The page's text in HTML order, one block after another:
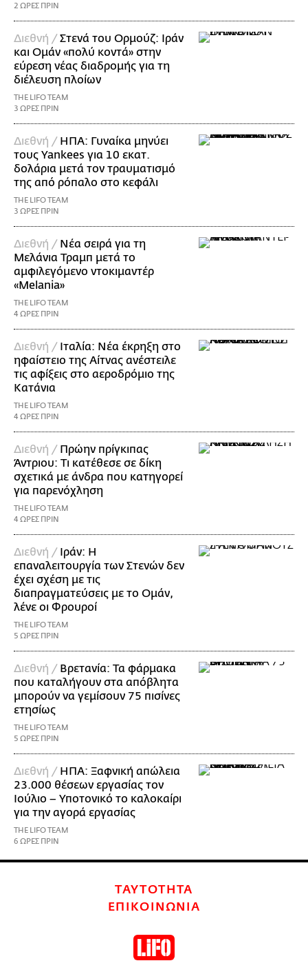
2 ΩΡΕΣ ΠΡΙΝ
Διεθνή /Στενά του Ορμούζ: Ιράν
και Ομάν «πολύ κοντά» στην
εύρεση νέας διαδρομής για τη
διέλευση πλοίων
THE LIFO TEAM
3 ΩΡΕΣ ΠΡΙΝ
Διεθνή / ΗΠΑ: Γυναίκα μηνύει
τους Yankees για 10 εκατ.
δολάρια μετά τον τραυματισμό
της από ρόπαλο στο κεφάλι
THE LIFO TEAM
3 ΩΡΕΣ ΠΡΙΝ
Διεθνή / Νέα σειρά για τη
Μελάνια Τραμπ μετά το
αμφιλεγόμενο ντοκιμαντέρ
«Melania»
THE LIFO TEAM
4 ΩΡΕΣ ΠΡΙΝ
Διεθνή / Ιταλία: Νέα έκρηξη στο
ηφαίστειο της Αίτνας ανέστειλε
τις αφίξεις στο αεροδρόμιο της
Κατάνια
THE LIFO TEAM
4 ΩΡΕΣ ΠΡΙΝ
Διεθνή / Πρώην πρίγκιπας
Άντριου: Τι κατέθεσε σε δίκη
σχετικά με άνδρα που κατηγορεί
για παρενόχληση
THE LIFO TEAM
4 ΩΡΕΣ ΠΡΙΝ
Διεθνή / Ιράν: Η
επαναλειτουργία των Στενών δεν
έχει σχέση με τις
διαπραγματεύσεις με το Ομάν,
λένε οι Φρουροί
THE LIFO TEAM
5 ΩΡΕΣ ΠΡΙΝ
Διεθνή / Βρετανία: Τα φάρμακα
που καταλήγουν στα απόβλητα
μπορούν να γεμίσουν 75 πισίνες
ετησίως
THE LIFO TEAM
5 ΩΡΕΣ ΠΡΙΝ
Διεθνή / ΗΠΑ: Ξαφνική απώλεια
23.000 θέσεων εργασίας τον
Ιούλιο – Υποτονικό το καλοκαίρι
για την αγορά εργασίας
THE LIFO TEAM
6 ΩΡΕΣ ΠΡΙΝ
ΤΑΥΤΟΤΗΤΑ
ΕΠΙΚΟΙΝΩΝΙΑ